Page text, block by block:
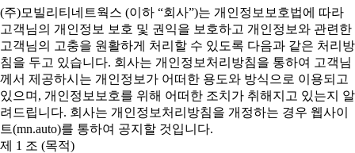
(주)모빌리티네트웍스 (이하 “회사”)는 개인정보보호법에 따라
고객님의 개인정보 보호 및 권익을 보호하고 개인정보와 관련한
고객님의 고충을 원활하게 처리할 수 있도록 다음과 같은 처리방
침을 두고 있습니다. 회사는 개인정보처리방침을 통하여 고객님
께서 제공하시는 개인정보가 어떠한 용도와 방식으로 이용되고
있으며, 개인정보보호를 위해 어떠한 조치가 취해지고 있는지 알
려드립니다. 회사는 개인정보처리방침을 개정하는 경우 웹사이
트(mn.auto)를 통하여 공지할 것입니다.
제 1 조 (목적)